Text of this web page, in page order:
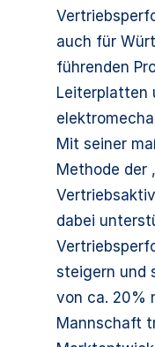
auch für
führenden
Leiterplatten
Mit seiner
Methode der
dabei
steigern und
von ca. 20%
Mannschaft